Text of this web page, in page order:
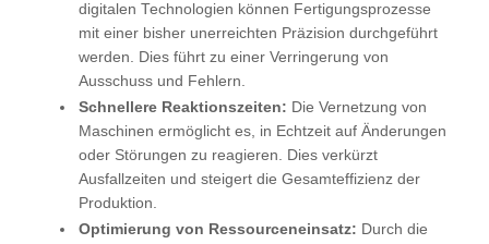
digitalen Technologien können Fertigungsprozesse
mit einer bisher unerreichten Präzision durchgeführt
werden. Dies führt zu einer Verringerung von
Ausschuss und Fehlern.
Schnellere Reaktionszeiten: Die Vernetzung von
Maschinen ermöglicht es, in Echtzeit auf Änderungen
oder Störungen zu reagieren. Dies verkürzt
Ausfallzeiten und steigert die Gesamteffizienz der
Produktion.
Optimierung von Ressourceneinsatz: Durch die